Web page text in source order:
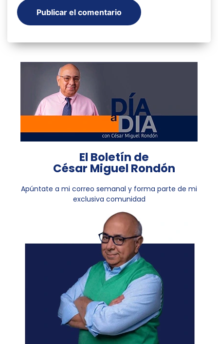
El Boletín de
César Miguel Rondón
Apúntate a mi correo semanal y forma parte de mi
exclusiva comunidad